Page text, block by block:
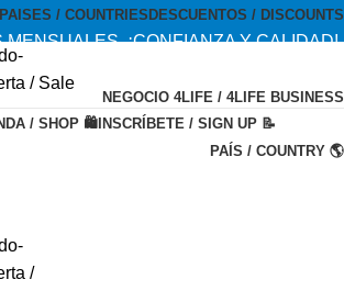
PAISES / COUNTRIES DESCUENTOS / DISCOUNTS
MENSUALES. ¡CONFIANZA Y CALIDAD!
SALES. TRUST AND QUALITY!
NEGOCIO 4LIFE / 4LIFE BUSINESS
OFICIAL / OFFICIAL STORE 🔒
/ SHOP 🛍️ INSCRÍBETE / SIGN UP 📝
PAÍS / COUNTRY 🌎